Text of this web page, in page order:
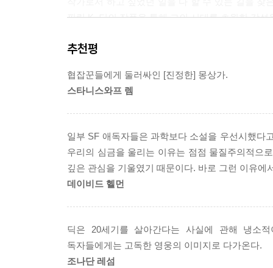
필립 K. 딕의 작품을 통해 그의 시대를 초월한 감성
필립 K. 딕 최고의 걸작, 『화성의 타임슬립』
SF문학사를 대표하는 인물로 손꼽힌다. 그가
성흔』과 『안드로이드는 전기양의 꿈을 꾸는가
제대로 감상할 수 있는 최고 걸작이다. 딕은 이
혼란 속에서 21세기의 문명사회를 살아가는 현재
1994년 식민지 화성, 이야기는 그렇게 시작된다.
화성이라고 해서 특별히 우리가 사는 지금 이
허구에 해당될 1994년의 화성은 외계 행성이라
지배하는 이 공간에서 등장인물들은 정신분열
전개해나가는데, 작품 속 현실이 실제 일어나고
현실에 영향을 끼치기 시작하는 후반부는 악몽
추천평
협잡꾼들에게 둘러싸인 [진정한] 몽상가.
스타니스와프 렘
일부 SF 애독자들은 과학보다 소설을 우선시했다
우리의 심금을 울리는 이유는 점점 물질주의적으
깊은 관심을 기울였기 때문이다. 바로 그런 이유
데이비드 헬먼
딕은 20세기를 살아간다는 사실에 관해 냉소
독자들에게는 고독한 영웅의 이미지로 다가온다.
조나단 레섬